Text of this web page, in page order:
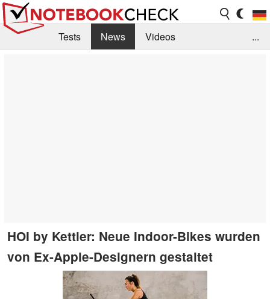
Tests News
Videos
...
HOI by Kettler: Neue Indoor-Bikes wurden
von Ex-Apple-Designern gestaltet